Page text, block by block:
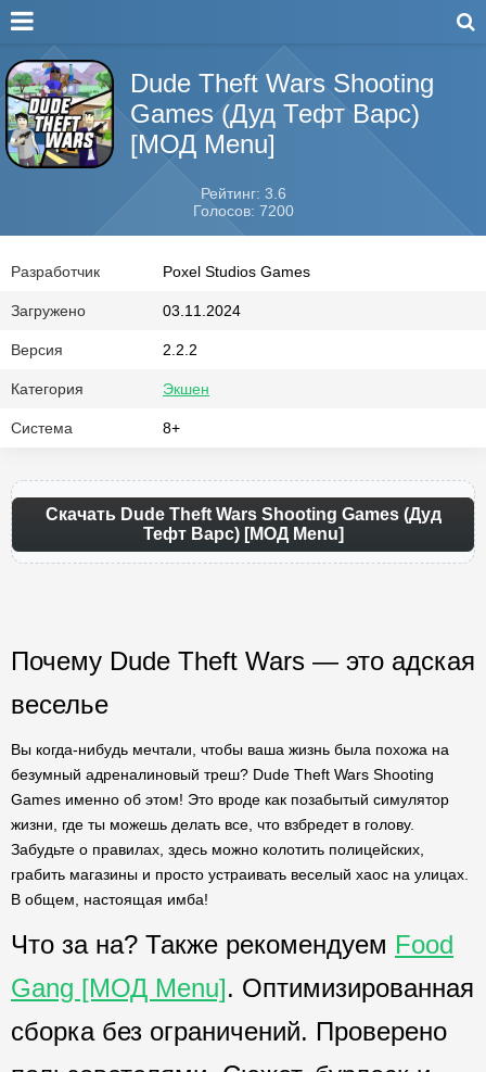
Dude Theft Wars Shooting
Games (Дуд Тефт Варс)
[МОД Menu]
Рейтинг: 3.6
Голосов: 7200
Разработчик Poxel Studios Games
Загружено 03.11.2024
Версия 2.2.2
Категория Экшен
Система 8+
Скачать Dude Theft Wars Shooting Games (Дуд
Тефт Варс) [МОД Menu]
Почему Dude Theft Wars — это адская
веселье
Вы когда-нибудь мечтали, чтобы ваша жизнь была похожа на
безумный адреналиновый треш? Dude Theft Wars Shooting
Games именно об этом! Это вроде как позабытый симулятор
жизни, где ты можешь делать все, что взбредет в голову.
Забудьте о правилах, здесь можно колотить полицейских,
грабить магазины и просто устраивать веселый хаос на улицах.
В общем, настоящая имба!
Что за на? Также рекомендуем Food
Gang [МОД Menu]. Оптимизированная
сборка без ограничений. Проверено